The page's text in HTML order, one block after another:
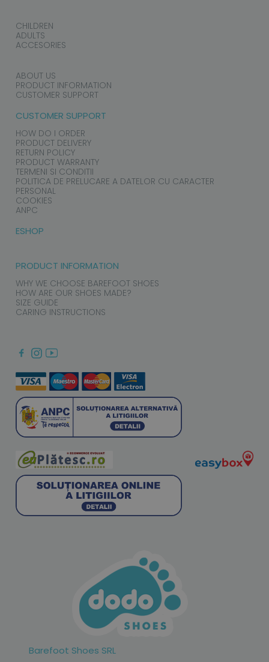
CHILDREN
ADULTS
ACCESORIES
ABOUT US
PRODUCT INFORMATION
CUSTOMER SUPPORT
CUSTOMER SUPPORT
HOW DO I ORDER
PRODUCT DELIVERY
RETURN POLICY
PRODUCT WARRANTY
TERMENI SI CONDITII
POLITICA DE PRELUCARE A DATELOR CU CARACTER
PERSONAL
COOKIES
ANPC
ESHOP
PRODUCT INFORMATION
WHY WE CHOOSE BAREFOOT SHOES
HOW ARE OUR SHOES MADE?
SIZE GUIDE
CARING INSTRUCTIONS
Barefoot Shoes SRL